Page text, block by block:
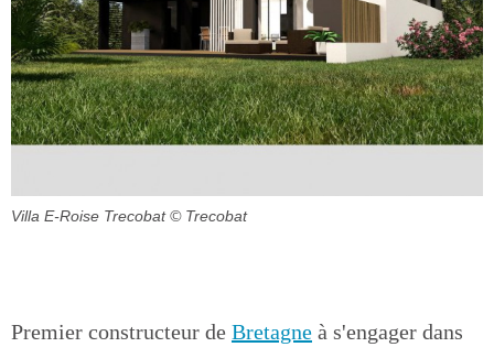
Villa E-Roise Trecobat © Trecobat
Premier constructeur de Bretagne à s'engager dans